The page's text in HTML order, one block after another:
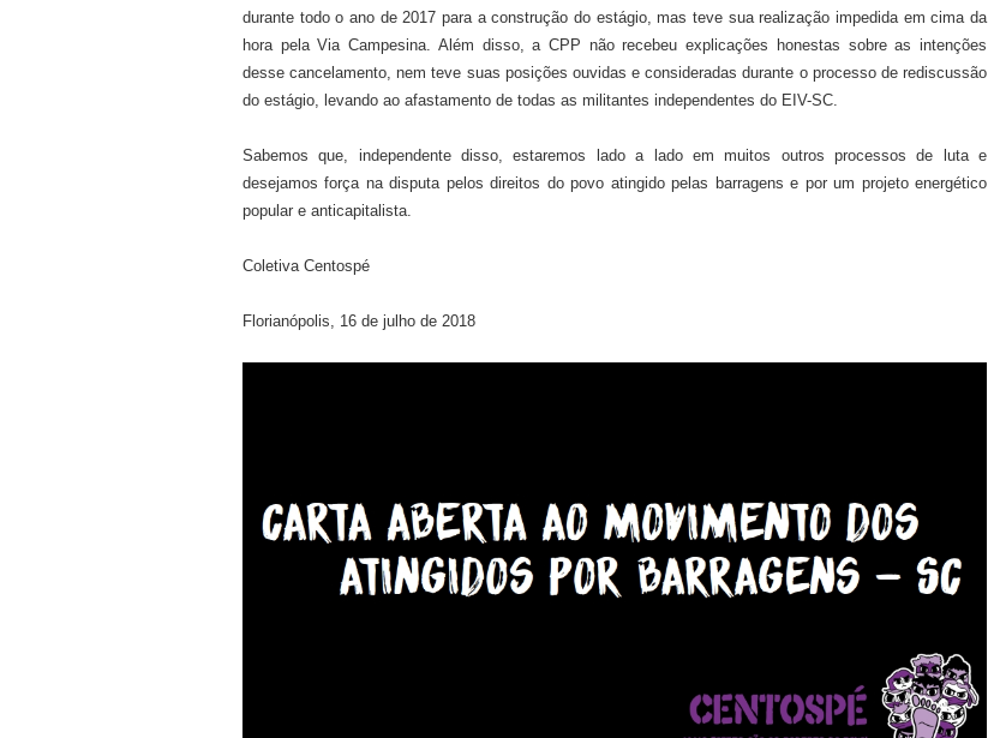
durante todo o ano de 2017 para a construção do estágio, mas teve sua realização impedida em cima da
hora pela Via Campesina. Além disso, a CPP não recebeu explicações honestas sobre as intenções
desse cancelamento, nem teve suas posições ouvidas e consideradas durante o processo de rediscussão
do estágio, levando ao afastamento de todas as militantes independentes do EIV-SC
Sabemos que, independente disso, estaremos lado a lado em muitos outros processos de luta e
desejamos força na disputa pelos direitos do povo atingido pelas barragens e por um projeto energético
popular e anticapitalista.
Coletiva Centospé
Florianópolis, 16 de julho de 2018